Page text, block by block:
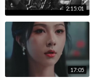
2:15:01
17:05